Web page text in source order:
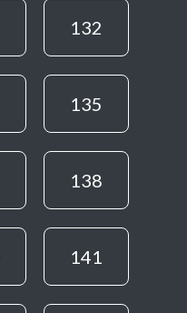
132
135
138
141